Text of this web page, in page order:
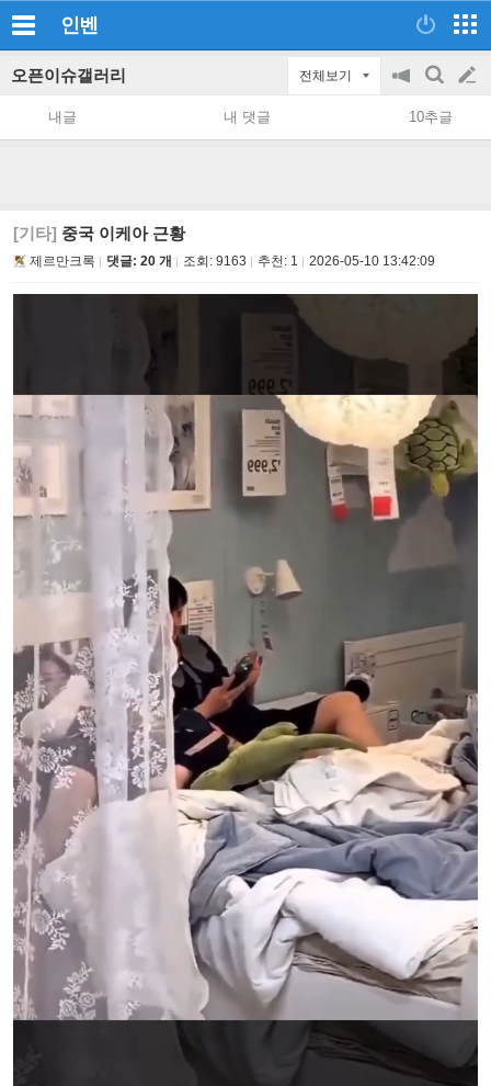
인벤
오픈이슈갤러리 전체보기
공
지
on/off
검
색
글
쓰
내글 내 댓글 10추글
[기타] 중국 이케아 근황
제르만크록 댓글: 20 개 조회: 9163 추천: 1 2026-05-10 13:42:09